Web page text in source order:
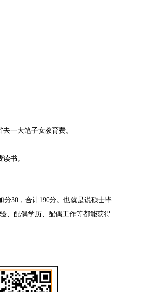
一大笔子女教育费。
书。
30，合计190分。也就是说硕士毕
、配偶学历、配偶工作等都能获得